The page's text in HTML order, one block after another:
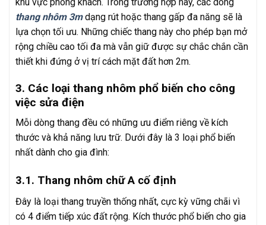
thang nhôm 3mdạng rút hoặc thang gấp đa năng sẽ là
lựa chọn tối ưu. Những chiếc thang này cho phép bạn mở
rộng chiều cao tối đa mà vẫn giữ được sự chắc chắn cần
thiết khi đứng ở vị trí cách mặt đất hơn 2m.
3. Các loại thang nhôm phổ biến cho công
việc sửa điện
Mỗi dòng thang đều có những ưu điểm riêng về kích
thước và khả năng lưu trữ. Dưới đây là 3 loại phổ biến
nhất dành cho gia đình:
3.1. Thang nhôm chữ A cố định
Đây là loại thang truyền thống nhất, cực kỳ vững chãi vì
có 4 điểm tiếp xúc đất rộng. Kích thước phổ biến cho gia